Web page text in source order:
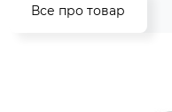
Все про товар